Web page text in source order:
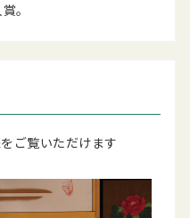
。
ご覧いただけます